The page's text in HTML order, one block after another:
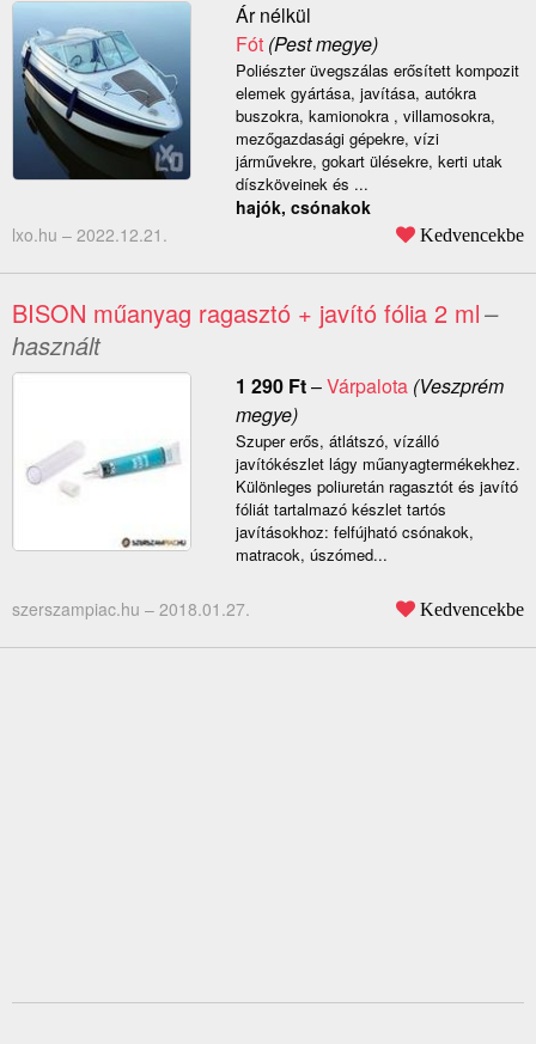
Ár nélkül
Fót(Pest megye)
Poliészter üvegszálas erősített kompozit
elemek gyártása, javítása, autókra
buszokra, kamionokra , villamosokra,
mezőgazdasági gépekre, vízi
járművekre, gokart ülésekre, kerti utak
díszköveinek és ...
hajók, csónakok
lxo.hu – 2022.12.21. Kedvencekbe
BISON műanyag ragasztó + javító fólia 2 ml–
használt
1 290 Ft–Várpalota(Veszprém
megye)
Szuper erős, átlátszó, vízálló
javítókészlet lágy műanyagtermékekhez.
Különleges poliuretán ragasztót és javító
fóliát tartalmazó készlet tartós
javításokhoz: felfújható csónakok,
matracok, úszómed...
szerszampiac.hu – 2018.01.27. Kedvencekbe